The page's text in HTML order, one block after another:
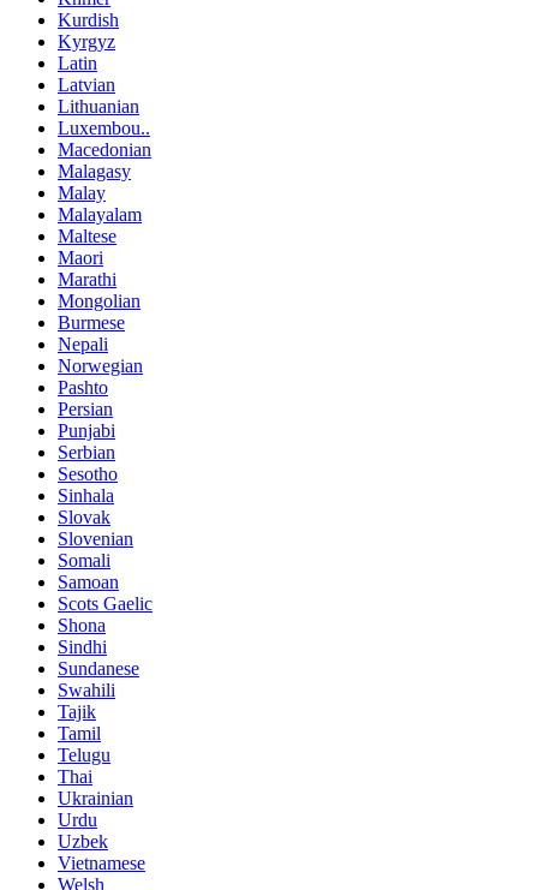
Kurdish
Kyrgyz
Latin
Latvian
Lithuanian
Luxembou..
Macedonian
Malagasy
Malay
Malayalam
Maltese
Maori
Marathi
Mongolian
Burmese
Nepali
Norwegian
Pashto
Persian
Punjabi
Serbian
Sesotho
Sinhala
Slovak
Slovenian
Somali
Samoan
Scots Gaelic
Shona
Sindhi
Sundanese
Swahili
Tajik
Tamil
Telugu
Thai
Ukrainian
Urdu
Uzbek
Vietnamese
Welsh